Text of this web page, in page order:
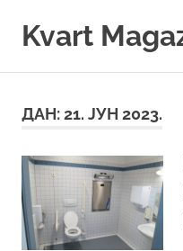
Kvart
vas!
ДАН:21. ЈУН 2023.